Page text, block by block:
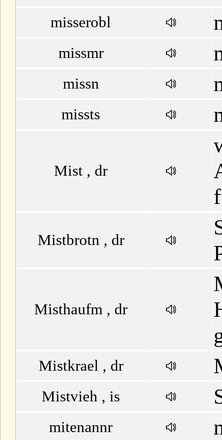
misserobl
missmr
missn
missts
Mist , dr
Mistbrotn , dr
Misthaufm , dr
Mistkrael , dr
Mistvieh , is
mitenannr